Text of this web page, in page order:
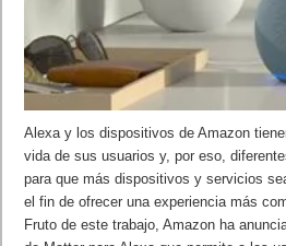
Alexa y los dispositivos de Amazon
vida de sus usuarios y, por eso,
para que más dispositivos y servicios
el fin de ofrecer una experiencia más
Fruto de este trabajo, Amazon ha